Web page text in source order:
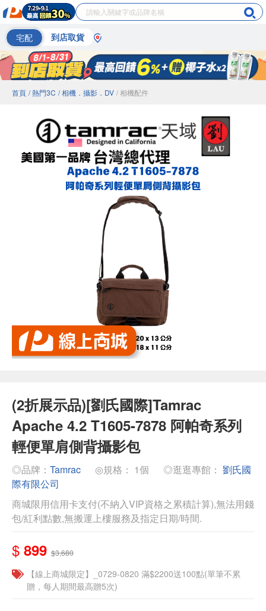
宅配 到店取貨
首頁 / 熱門3C / 相機．攝影．DV / 相機配件
(2折展示品)[劉氏國際]Tamrac
Apache 4.2 T1605-7878 阿帕奇系列
輕便單肩側背攝影包
◎品牌： Tamrac ◎規格： 1個 ◎逛逛專館： 劉氏國
際有限公司
商城限用信用卡支付(不納入VIP資格之累積計算),無法用錢
包/紅利點數,無搬運上樓服務及指定日期/時間.
$ 899 $3,680
【線上商城限定】_0729-0820 滿$2200送100點(單筆不累
贈，每人期間最高贈5次)